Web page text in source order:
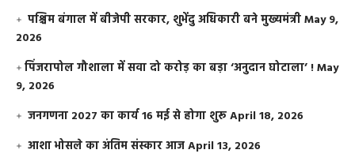
पश्चिम बंगाल में बीजेपी सरकार, शुभेंदु अधिकारी बने मुख्यमंत्रीMay 9,
2026
​पिंजरापोल गौशाला में सवा दो करोड़ का बड़ा ‘अनुदान घोटाला’ !May
9, 2026
जनगणना 2027 का कार्य 16 मई से होगा शुरूApril 18, 2026
आशा भोसले का अंतिम संस्कार आजApril 13, 2026